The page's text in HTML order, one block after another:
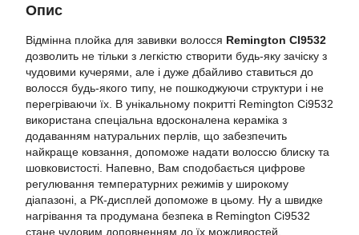
Опис
Відмінна плойка для завивки волосся Remington CІ9532
дозволить не тільки з легкістю створити будь-яку зачіску з
чудовими кучерями, але і дуже дбайливо ставиться до
волосся будь-якого типу, не пошкоджуючи структури і не
перегріваючи їх. В унікальному покритті Remington Ci9532
використана спеціальна вдосконалена кераміка з
додаванням натуральних перлів, що забезпечить
найкраще ковзання, допоможе надати волоссю блиску та
шовковистості. Напевно, Вам сподобається цифрове
регулювання температурних режимів у широкому
діапазоні, а РК-дисплей допоможе в цьому. Ну а швидке
нагрівання та продумана безпека в Remington Ci9532
стане чудовим доповненням до їх можливостей.